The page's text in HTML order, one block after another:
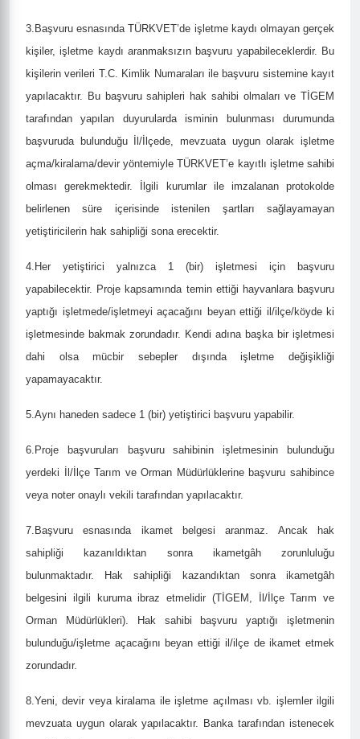
3.Başvuru esnasında TÜRKVET’de işletme kaydı olmayan gerçek
kişiler, işletme kaydı aranmaksızın başvuru yapabileceklerdir. Bu
kişilerin verileri T.C. Kimlik Numaraları ile başvuru sistemine kayıt
yapılacaktır. Bu başvuru sahipleri hak sahibi olmaları ve TİGEM
tarafından yapılan duyurularda isminin bulunması durumunda
başvuruda bulunduğu İl/İlçede, mevzuata uygun olarak işletme
açma/kiralama/devir yöntemiyle TÜRKVET’e kayıtlı işletme sahibi
olması gerekmektedir. İlgili kurumlar ile imzalanan protokolde
belirlenen süre içerisinde istenilen şartları sağlayamayan
yetiştiricilerin hak sahipliği sona erecektir.
4.Her yetiştirici yalnızca 1 (bir) işletmesi için başvuru
yapabilecektir. Proje kapsamında temin ettiği hayvanlara başvuru
yaptığı işletmede/işletmeyi açacağını beyan ettiği il/ilçe/köyde ki
işletmesinde bakmak zorundadır. Kendi adına başka bir işletmesi
dahi olsa mücbir sebepler dışında işletme değişikliği
yapamayacaktır.
5.Aynı haneden sadece 1 (bir) yetiştirici başvuru yapabilir.
6.Proje başvuruları başvuru sahibinin işletmesinin bulunduğu
yerdeki İl/İlçe Tarım ve Orman Müdürlüklerine başvuru sahibince
veya noter onaylı vekili tarafından yapılacaktır.
7.Başvuru esnasında ikamet belgesi aranmaz. Ancak hak
sahipliği kazanıldıktan sonra ikametgâh zorunluluğu
bulunmaktadır. Hak sahipliği kazandıktan sonra ikametgâh
belgesini ilgili kuruma ibraz etmelidir (TİGEM, İl/İlçe Tarım ve
Orman Müdürlükleri). Hak sahibi başvuru yaptığı işletmenin
bulunduğu/işletme açacağını beyan ettiği il/ilçe de ikamet etmek
zorundadır.
8.Yeni, devir veya kiralama ile işletme açılması vb. işlemler ilgili
mevzuata uygun olarak yapılacaktır. Banka tarafından istenecek